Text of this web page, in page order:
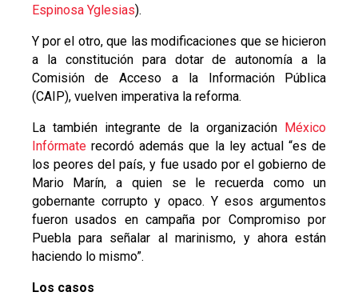
Espinosa Yglesias).
Y por el otro, que las modificaciones que se hicieron
a la constitución para dotar de autonomía a la
Comisión de Acceso a la Información Pública
(CAIP), vuelven imperativa la reforma.
La también integrante de la organización México
Infórmaterecordó además que la ley actual “es de
los peores del país, y fue usado por el gobierno de
Mario Marín, a quien se le recuerda como un
gobernante corrupto y opaco. Y esos argumentos
fueron usados en campaña por Compromiso por
Puebla para señalar al marinismo, y ahora están
haciendo lo mismo”.
Los casos